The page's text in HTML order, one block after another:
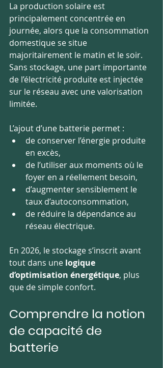
La production solaire est
principalement concentrée en
journée, alors que la consommation
domestique se situe
majoritairement le matin et le soir.
Sans stockage, une part importante
de l’électricité produite est injectée
sur le réseau avec une valorisation
limitée.
L’ajout d’une batterie permet :
de conserver l’énergie produite
en excès,
de l’utiliser aux moments où le
foyer en a réellement besoin,
d’augmenter sensiblement le
taux d’autoconsommation,
de réduire la dépendance au
réseau électrique.
En 2026, le stockage s’inscrit avant
tout dans une logique
d’optimisation énergétique, plus
que de simple confort.
Comprendre la notion
de capacité de
batterie